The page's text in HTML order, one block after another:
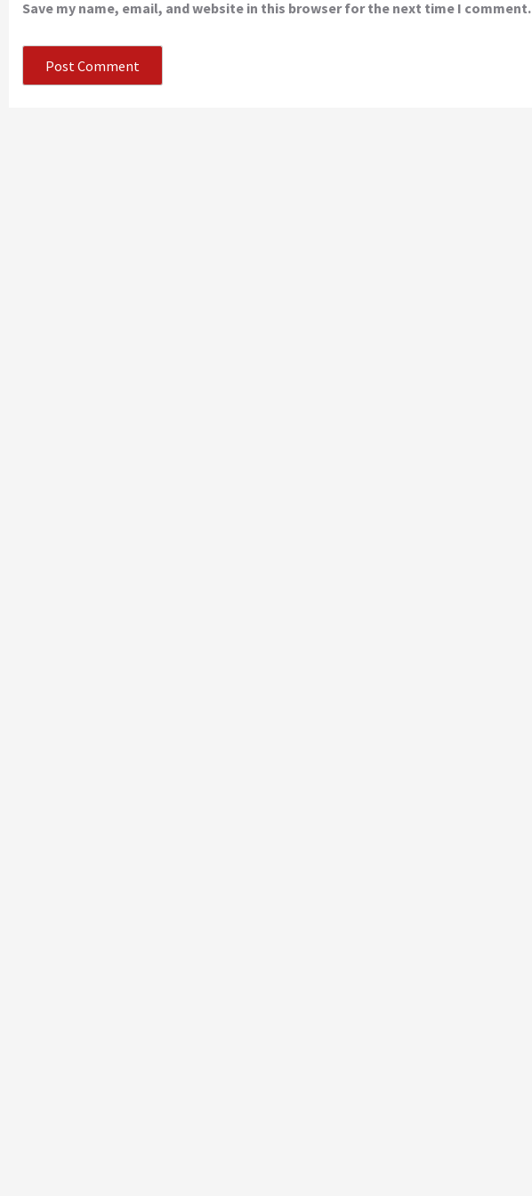
Save my name, email, and website in this browser for the next time I comment.